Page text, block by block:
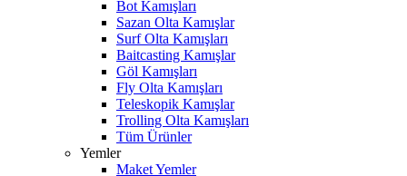
Bot Kamışları
Sazan Olta Kamışlar
Surf Olta Kamışları
Baitcasting Kamışlar
Göl Kamışları
Fly Olta Kamışları
Teleskopik Kamışlar
Trolling Olta Kamışları
Tüm Ürünler
Yemler
Maket Yemler